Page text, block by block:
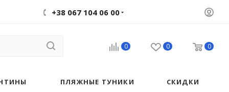
+38 067 104 06 00
0 0 0
ПЛЯЖНЫЕ ТУНИКИ СКИДКИ